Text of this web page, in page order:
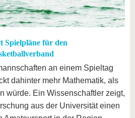
Spielpläne für den
an einem Spieltag
dahinter mehr Mathematik, als
würde. Ein Wissenschaftler zeigt,
aus der Universität einen